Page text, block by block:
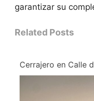
garantizar su
Related Posts
Cerrajero en Calle